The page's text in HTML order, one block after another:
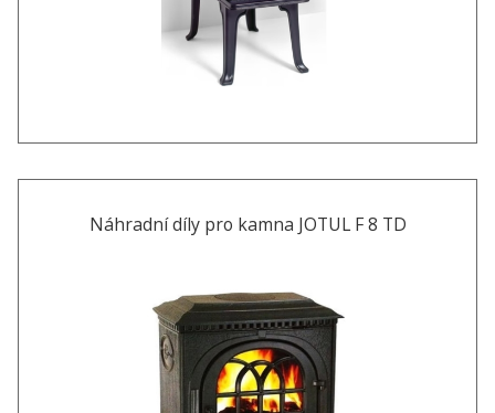
Náhradní díly pro kamna JOTUL F 8 TD